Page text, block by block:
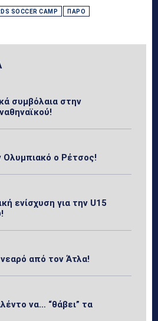
SOCCER CAMP ΠΆΡΟ
συμβόλαια στην
ο Ρέτσος!
ενίσχυση για την U15
από τον Άτλα!
να… “θάβει” τα